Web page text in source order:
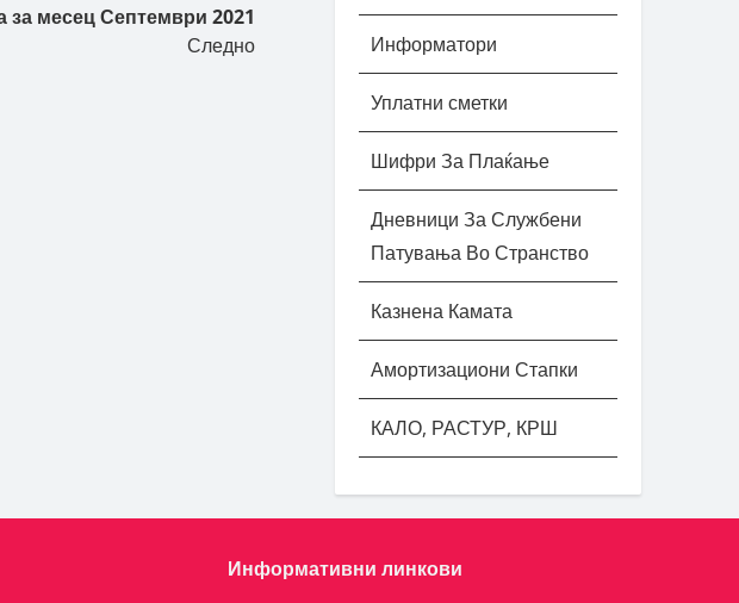
за месец Септември 2021
Следно
Информатори
Уплатни сметки
Шифри За Плаќање
Дневници За Службени
Патувања Во Странство
Казнена Камата
Амортизациони Стапки
КАЛО, РАСТУР, КРШ
Информативни линкови